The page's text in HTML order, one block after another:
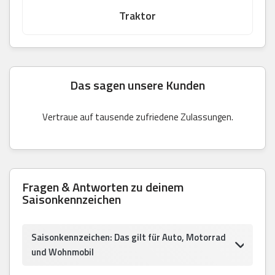
Traktor
Das sagen unsere Kunden
Vertraue auf tausende zufriedene Zulassungen.
Fragen & Antworten zu deinem
Saisonkennzeichen
Saisonkennzeichen: Das gilt für Auto, Motorrad
und Wohnmobil